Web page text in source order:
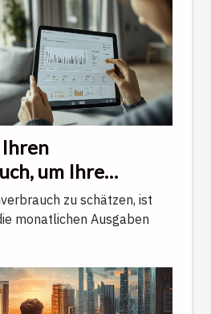
Ihren
um Ihre
zu verwalten.
zu schätzen, ist
monatlichen Ausgaben